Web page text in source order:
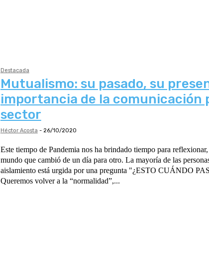
Destacada
Mutualismo: su pasado, su
importancia de la comunicación
sector
Héctor Acosta - 26/10/2020
Este tiempo de Pandemia nos ha brindado tiempo para
mundo que cambió de un día para otro. La mayoría de las personas en
aislamiento está urgida por una pregunta "¿ESTO CUÁNDO
Queremos volver a la “normalidad”,...